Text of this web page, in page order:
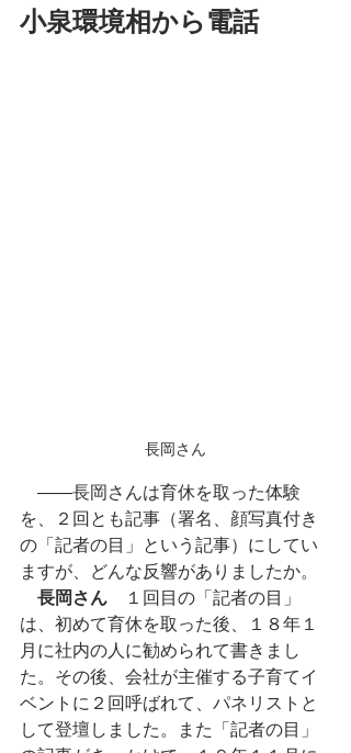
小泉環境相から電話
長岡さん
――長岡さんは育休を取った体験
を、２回とも記事（署名、顔写真付き
の「記者の目」という記事）にしてい
ますが、どんな反響がありましたか。
長岡さん １回目の「記者の目」
は、初めて育休を取った後、１８年１
月に社内の人に勧められて書きまし
た。その後、会社が主催する子育てイ
ベントに２回呼ばれて、パネリストと
して登壇しました。また「記者の目」